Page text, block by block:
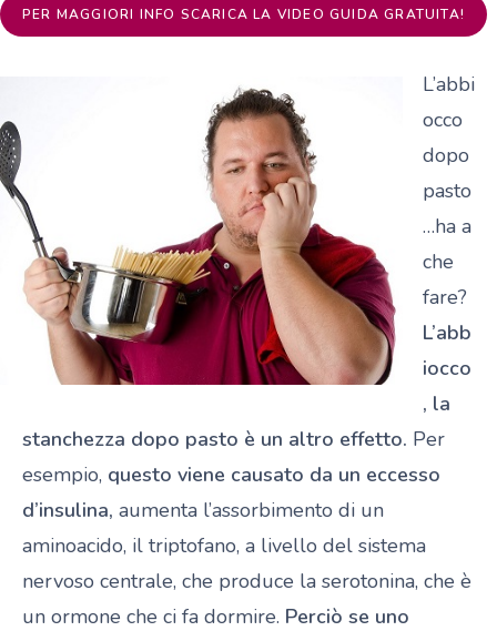
PER MAGGIORI INFO SCARICA LA VIDEO GUIDA GRATUITA!
L’abbi
occo
dopo
pasto
…ha a
che
fare?
L’abb
iocco
, la
stanchezza dopo pasto è un altro effetto. Per
esempio, questo viene causato da un eccesso
d’insulina, aumenta l’assorbimento di un
aminoacido, il triptofano, a livello del sistema
nervoso centrale, che produce la serotonina, che è
un ormone che ci fa dormire. Perciò se uno